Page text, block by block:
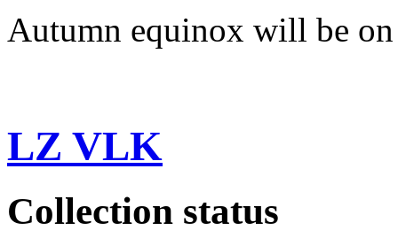
Autumn equinox will be
LZ VLK
Collection status